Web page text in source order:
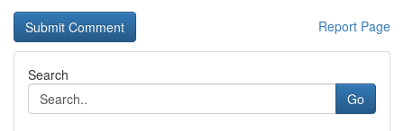
Report Page
Search
Go